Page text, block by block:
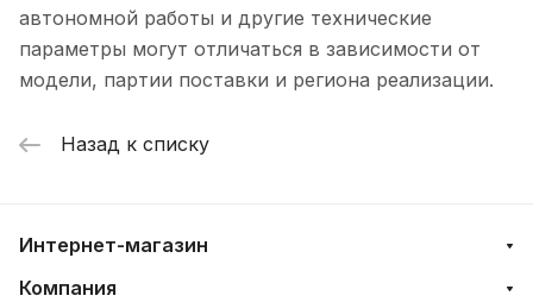
автономной работы и другие технические
параметры могут отличаться в зависимости от
модели, партии поставки и региона реализации.
Назад к списку
Интернет-магазин
Компания